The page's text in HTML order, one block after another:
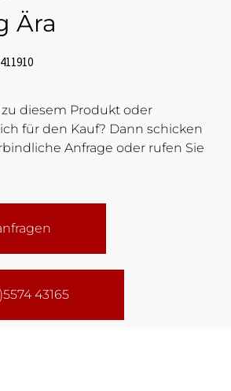
Ära
zu diesem Produkt oder
für den Kauf? Dann schicken
Anfrage oder rufen Sie
43165